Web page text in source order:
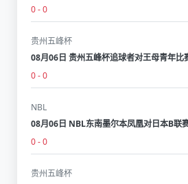
0 - 0
贵州五峰杯
08月06日 贵州五峰杯追球者对王母青年比
0 - 0
NBL
08月06日 NBL东南墨尔本凤凰对日本B联
0 - 0
贵州五峰杯